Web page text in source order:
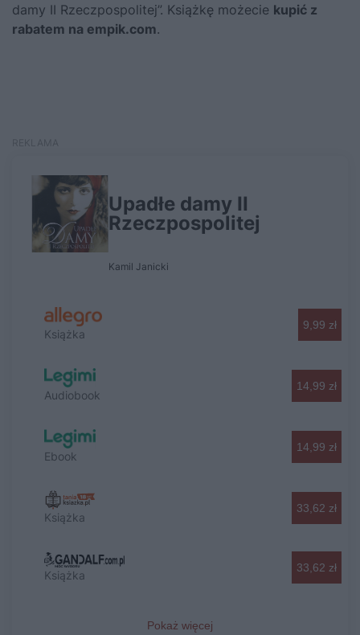
damy II Rzeczpospolitej”. Książkę możecie kupić z
rabatem na empik.com.